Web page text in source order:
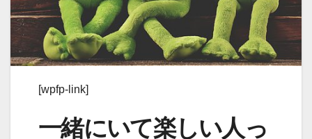
[wpfp-link]
一緒にいて楽しい人っ